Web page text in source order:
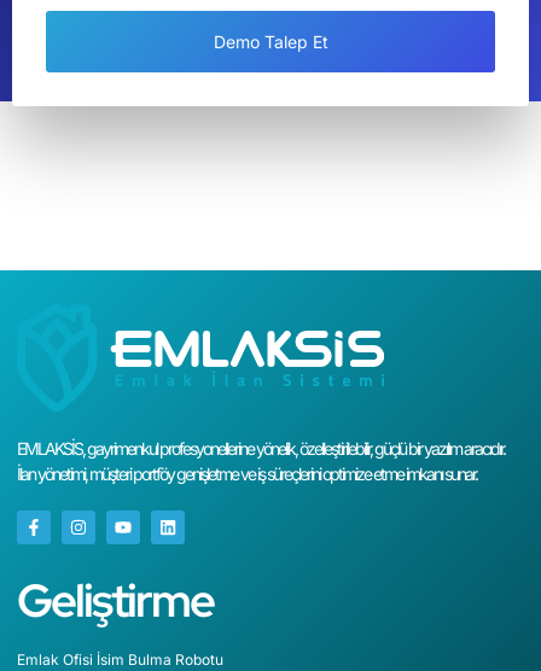
Demo Talep Et
EMLAKSİS, gayrimenkul profesyonellerine yönelik, özelleştirilebilir, güçlü bir yazılım aracıdır.
İlan yönetimi, müşteri portföy genişletme ve iş süreçlerini optimize etme imkanı sunar.
Geliştirme
Emlak Ofisi İsim Bulma Robotu